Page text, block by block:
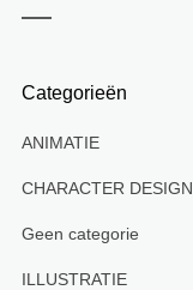
Categorieën
ANIMATIE
CHARACTER DESIGN
Geen categorie
ILLUSTRATIE